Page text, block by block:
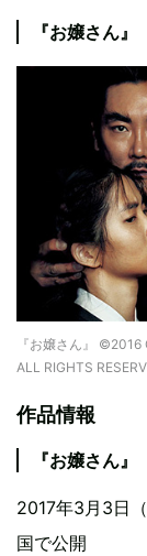
『お嬢さん』
『お嬢さん』 ©2016
ALL RIGHTS
作品情報
『お嬢さん』
2017年3月3日
国で公開